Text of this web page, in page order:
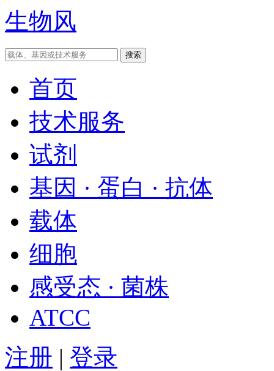
生物风
首页
技术服务
试剂
基因 · 蛋白 · 抗体
载体
细胞
感受态 · 菌株
ATCC
注册 | 登录